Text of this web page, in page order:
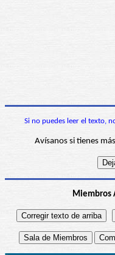
Si no puedes leer el texto,
Avísanos si tienes
Miembros